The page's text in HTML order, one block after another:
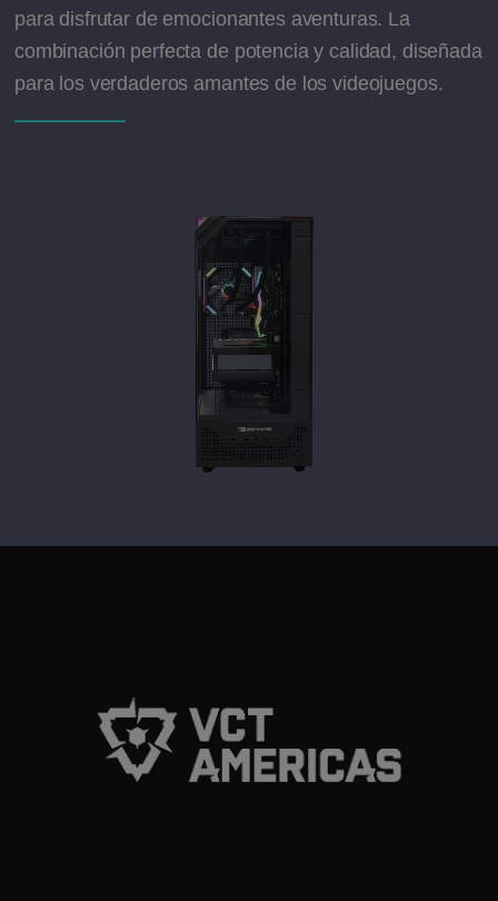
para disfrutar de emocionantes aventuras. La
combinación perfecta de potencia y calidad, diseñada
para los verdaderos amantes de los videojuegos.